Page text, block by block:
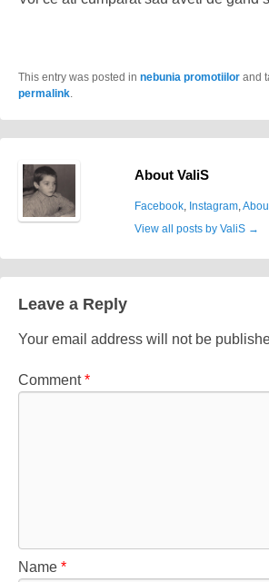
This entry was posted in nebunia promotiilor and
permalink.
About ValiS
Facebook, Instagram,
View all posts by ValiS →
Leave a Reply
Your email address will not be
Comment*
Name *